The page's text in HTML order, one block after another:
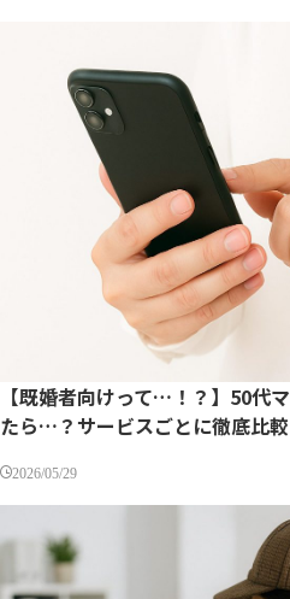
【既婚者向けって…！？】50代
たら…？サービスごとに徹底比較
2026/05/29